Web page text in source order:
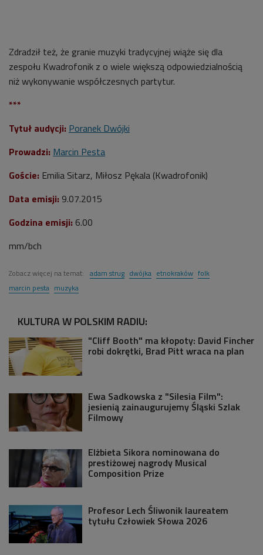
Zdradził też, że granie muzyki tradycyjnej wiąże się dla
zespołu Kwadrofonik z o wiele większą odpowiedzialnością
niż wykonywanie współczesnych partytur.
***
Tytuł audycji: Poranek Dwójki
Prowadzi: Marcin Pesta
Goście: Emilia Sitarz, Miłosz Pękala (Kwadrofonik)
Data emisji: 9.07.2015
Godzina emisji: 6.00
mm/bch
Zobacz więcej na temat: adam strug dwójka etnokraków folk
marcin pesta muzyka
KULTURA W POLSKIM RADIU:
"Cliff Booth" ma kłopoty: David Fincher
robi dokrętki, Brad Pitt wraca na plan
Ewa Sadkowska z "Silesia Film":
jesienią zainaugurujemy Śląski Szlak
Filmowy
Elżbieta Sikora nominowana do
prestiżowej nagrody Musical
Composition Prize
Profesor Lech Śliwonik laureatem
tytułu Człowiek Słowa 2026